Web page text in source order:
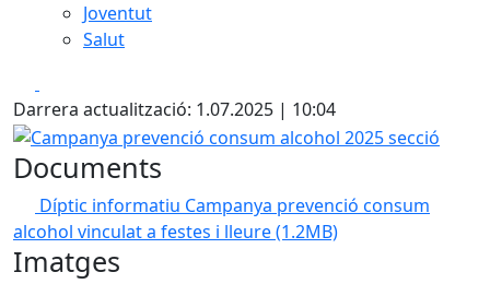
Joventut
Salut
Darrera actualització: 1.07.2025 | 10:04
Campanya prevenció consum alcohol 2025 secció
Documents
Díptic informatiu Campanya prevenció consum
alcohol vinculat a festes i lleure(1.2MB)
Imatges